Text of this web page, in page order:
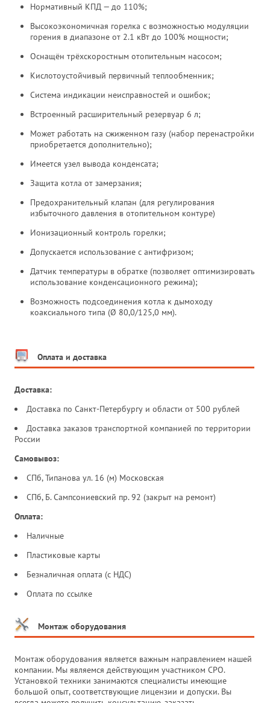
Нормативный КПД — до 110%;
Высокоэкономичная горелка с возможностью модуляции
горения в диапазоне от 2.1 кВт до 100% мощности;
Оснащён трёхскоростным отопительным насосом;
Кислотоустойчивый первичный теплообменник;
Система индикации неисправностей и ошибок;
Встроенный расширительный резервуар 6 л;
Может работать на сжиженном газу (набор перенастройки
приобретается дополнительно);
Имеется узел вывода конденсата;
Защита котла от замерзания;
Предохранительный клапан (для регулирования
избыточного давления в отопительном контуре)
Ионизационный контроль горелки;
Допускается использование с антифризом;
Датчик температуры в обратке (позволяет оптимизировать
использование конденсационного режима);
Возможность подсоединения котла к дымоходу
коаксиального типа (Ø 80,0/125,0 мм).
Оплата и доставка
Доставка:
Доставка по Санкт-Петербургу и области от 500 рублей
Доставка заказов транспортной компанией по территории
России
Самовывоз:
СПб, Типанова ул. 16 (м) Московская
СПб, Б. Сампсониевский пр. 92 (закрыт на ремонт)
Оплата:
Наличные
Пластиковые карты
Безналичная оплата (с НДС)
Оплата по ссылке
Монтаж оборудования
Монтаж оборудования является важным направлением нашей
компании. Мы являемся действующим участником СРО.
Установкой техники занимаются специалисты имеющие
большой опыт, соответствующие лицензии и допуски. Вы